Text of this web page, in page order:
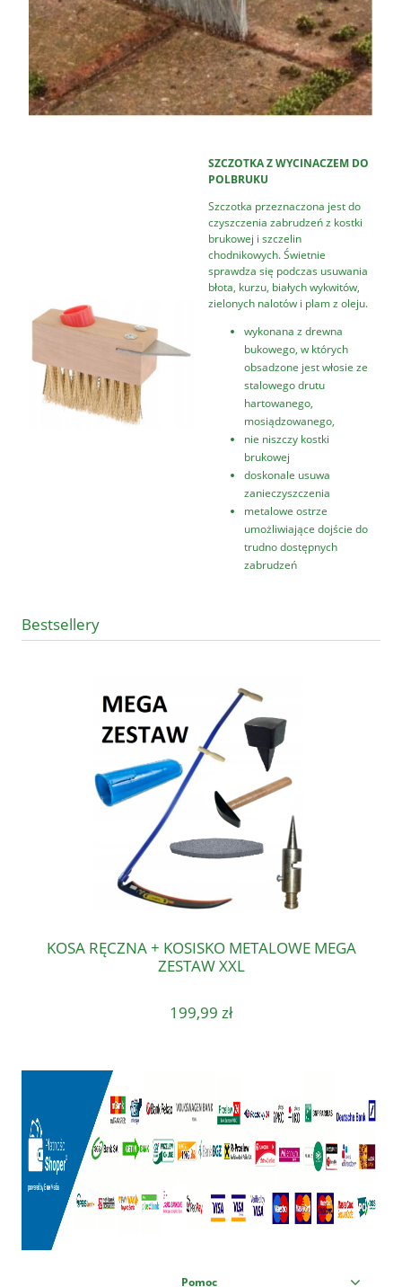
SZCZOTKA Z WYCINACZEM DO
POLBRUKU
Szczotka przeznaczona jest do
czyszczenia zabrudzeń z kostki
brukowej i szczelin
chodnikowych. Świetnie
sprawdza się podczas usuwania
błota, kurzu, białych wykwitów,
zielonych nalotów i plam z oleju.
wykonana z drewna
bukowego, w których
obsadzone jest włosie ze
stalowego drutu
hartowanego,
mosiądzowanego,
nie niszczy kostki
brukowej
doskonale usuwa
zanieczyszczenia
metalowe ostrze
umożliwiające dojście do
trudno dostępnych
zabrudzeń
Bestsellery
KOSA RĘCZNA + KOSISKO METALOWE MEGA
ZESTAW XXL
199,99 zł
Pomoc